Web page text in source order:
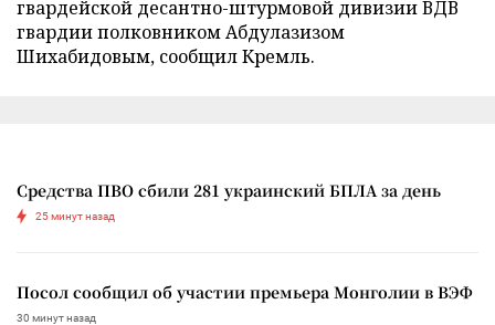
гвардейской десантно-штурмовой дивизии ВДВ
гвардии полковником Абдулазизом
Шихабидовым, сообщил Кремль.
Средства ПВО сбили 281 украинский БПЛА за день
25 минут назад
Посол сообщил об участии премьера Монголии в ВЭФ
30 минут назад